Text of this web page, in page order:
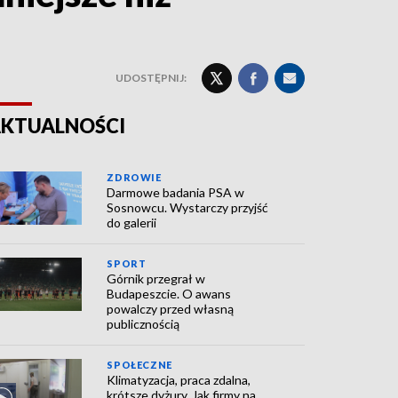
UDOSTĘPNIJ:
ZDROWIE
Darmowe badania PSA w
Sosnowcu. Wystarczy przyjść
do galerii
SPORT
Górnik przegrał w
Budapeszcie. O awans
powalczy przed własną
publicznością
SPOŁECZNE
Klimatyzacja, praca zdalna,
krótsze dyżury. Jak firmy na